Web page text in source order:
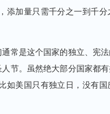
添加量只需千分之一到千分
常是这个国家的独立、宪
节。虽然绝大部分国家都
如美国只有独立日，没有